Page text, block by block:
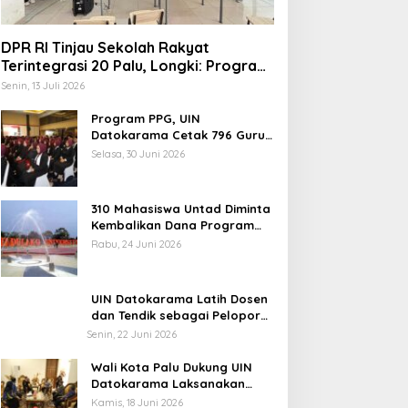
Muktamar Ke-35, AS
Ingatkan Evaluasi
Hubungan NU dan
Tindak Lanjuti
DPR RI Tinjau Sekolah Rakyat
Terintegrasi 20 Palu, Longki: Program
Prabowo Angkat Martabat Anak
Senin, 13 Juli 2026
Program PPG, UIN
Datokarama Cetak 796 Guru
Profesional
Selasa, 30 Juni 2026
310 Mahasiswa Untad Diminta
Kembalikan Dana Program
Berani Cerdas, Kadisdik
Rabu, 24 Juni 2026
UIN Datokarama Latih Dosen
dan Tendik sebagai Pelopor
Moderasi Beragama
Senin, 22 Juni 2026
Wali Kota Palu Dukung UIN
Datokarama Laksanakan
Poros Intim 2026
Kamis, 18 Juni 2026